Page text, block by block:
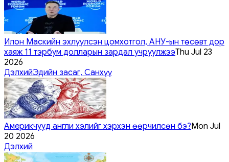
Илон Маскийн эхлүүлсэн цомхотгол, АНУ-ын төсөвт дор
хаяж 11 тэрбум долларын зардал учруулжээThu Jul 23
2026
ДэлхийЭдийн засаг, Санхүү
Америкчууд англи хэлийг хэрхэн өөрчилсөн бэ?Mon Jul
20 2026
Дэлхий